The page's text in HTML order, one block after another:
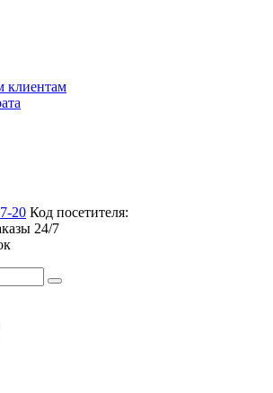
клиентам
20 Код посетителя:
24/7